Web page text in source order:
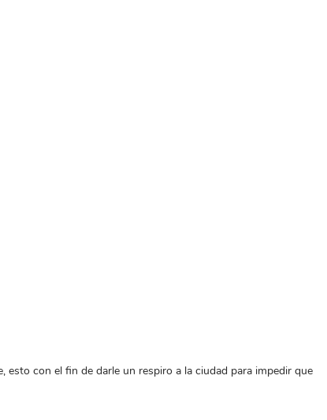
con el fin de darle un respiro a la ciudad para impedir que